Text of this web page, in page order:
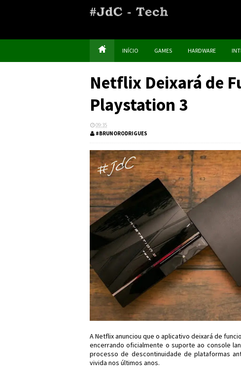
INÍCIO GAMES HARDWARE
Netflix Deixará de
Playstation 3
09:35
#BRUNORODRIGUES
A Netflix anunciou que o aplicativo deixará de
encerrando oficialmente o suporte ao console
processo de descontinuidade de plataformas
vivida nos últimos anos.